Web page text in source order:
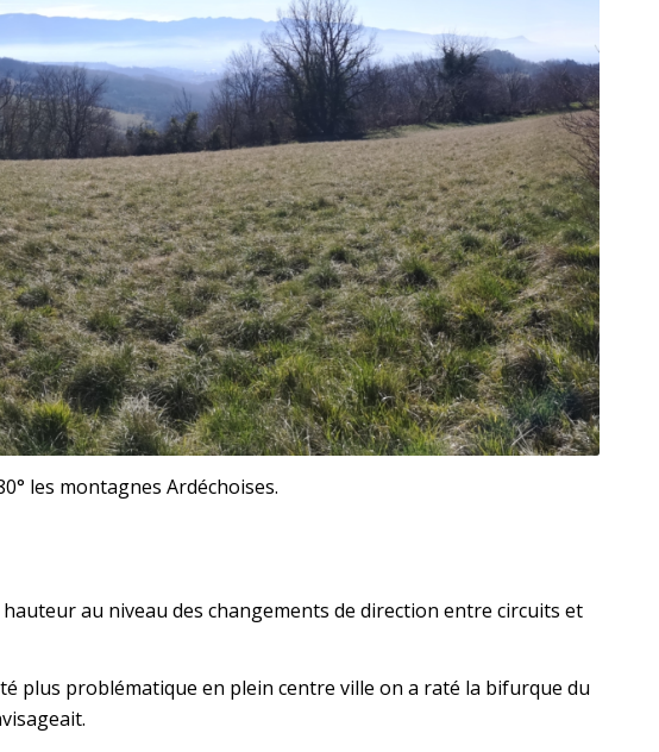
les montagnes Ardéchoises.
au niveau des changements de direction entre circuits et
plus problématique en plein centre ville on a raté la bifurque du